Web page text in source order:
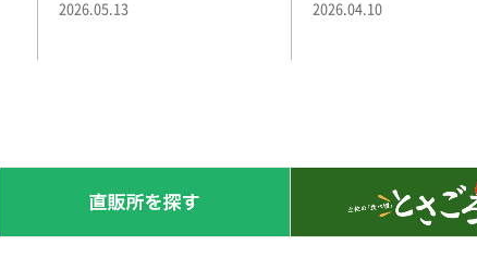
2026.05.13 2026.04.10